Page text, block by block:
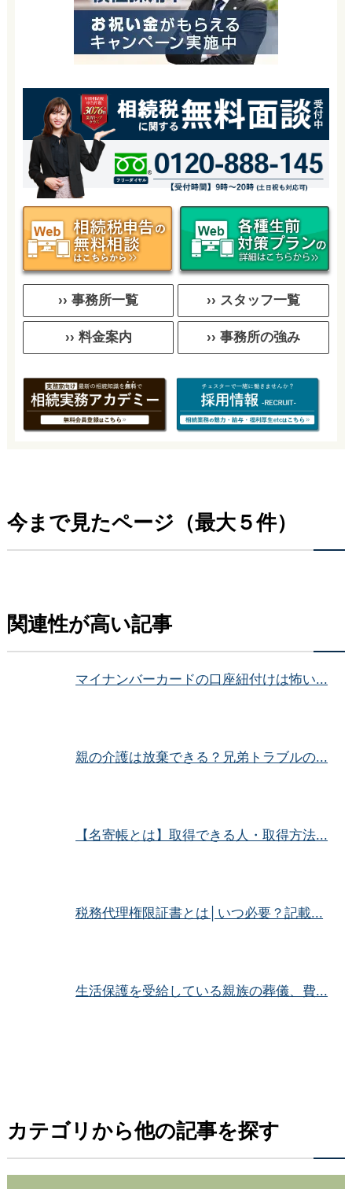
›› 事務所一覧 ›› スタッフ一覧
›› 料金案内 ›› 事務所の強み
今まで見たページ（最大５件）
関連性が高い記事
マイナンバーカードの口座紐付けは怖い...
親の介護は放棄できる？兄弟トラブルの...
【名寄帳とは】取得できる人・取得方法...
税務代理権限証書とは│いつ必要？記載...
生活保護を受給している親族の葬儀、費...
カテゴリから他の記事を探す